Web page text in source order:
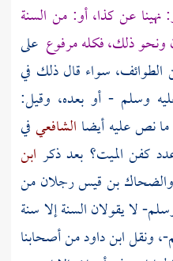
نهينا عن كذا، أو: من السنة
ونحو ذلك، فكله مرفوع على
سواء قال ذلك في
وسلم - أو بعده، وقيل:
نص عليه أيضا الشافعيفي
كفن الميت؟ بعد ذكر ابن
والضحاك بن قيسرجلان من
لا يقولان السنة إلا سنة
، ونقلابن داودمن أصحابنا